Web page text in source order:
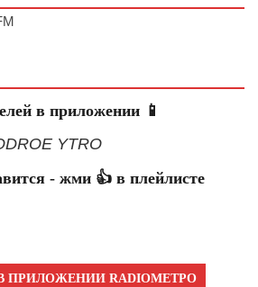
в приложении 📱
YTRO
- жми 👍 в плейлисте
ПРИЛОЖЕНИИ RADIOМЕТРО